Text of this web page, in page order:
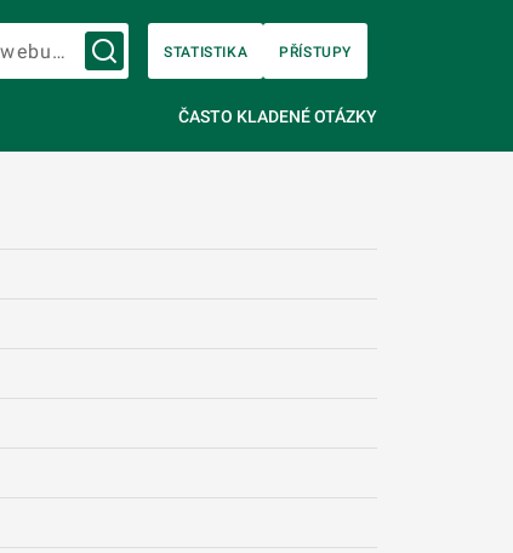
Vyhledávání na webu…
STATISTIKA PŘÍSTUPY
ČASTO KLADENÉ OTÁZKY